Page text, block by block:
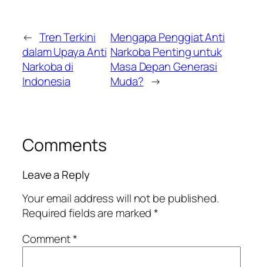
← Tren Terkini
dalam Upaya Anti
Narkoba di
Indonesia
Mengapa Penggiat Anti
Narkoba Penting untuk
Masa Depan Generasi
Muda? →
Comments
Leave a Reply
Your email address will not be published.
Required fields are marked*
Comment*